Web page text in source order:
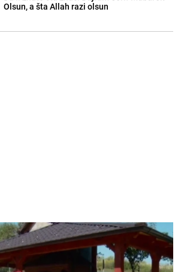
Olsun, a šta Allah razi olsun